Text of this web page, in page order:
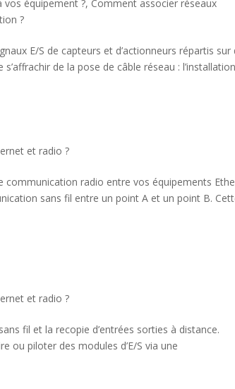
vos équipement ?, Comment associer réseaux
?
E/S de capteurs et d’actionneurs répartis sur
de la pose de câble réseau :
et radio ?
radio entre vos équipements
sans fil entre un point A et un point B.
et radio ?
fil et la recopie d’entrées sorties à distance.
ou piloter des modules d’E/S via une